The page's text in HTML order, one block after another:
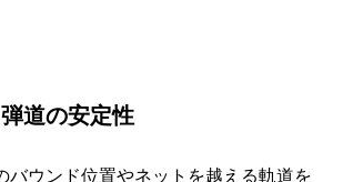
道の安定性
バウンド位置やネットを越える軌道を